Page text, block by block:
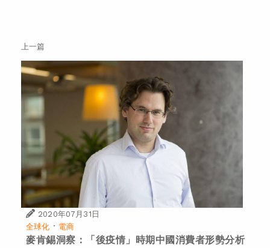
上一篇
2020年07月31日
全球化 · 電商
麥肯錫洞察：「後疫情」時期中國消費者形勢分析